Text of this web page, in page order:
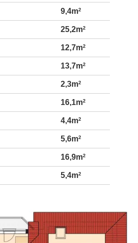
9,4m2
25,2m2
12,7m2
13,7m2
2,3m2
16,1m2
4,4m2
5,6m2
16,9m2
5,4m2